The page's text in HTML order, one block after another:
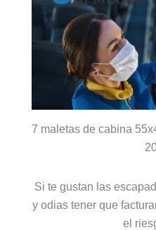
7 maletas de cabina
Si te gustan las
y odias tener que
el